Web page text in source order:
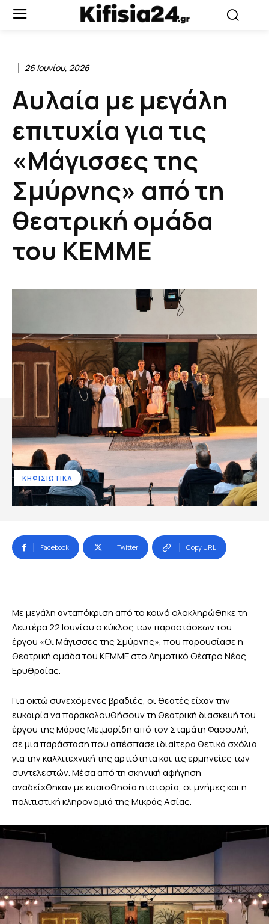
26 Ιουνίου, 2026
Αυλαία με μεγάλη
επιτυχία για τις
«Μάγισσες της
Σμύρνης» από τη
θεατρική ομάδα
του ΚΕΜΜΕ
ΚΗΦΙΣΙΩΤΙΚΑ
Facebook Twitter Copy URL
Με μεγάλη ανταπόκριση από το κοινό ολοκληρώθηκε τη
Δευτέρα 22 Ιουνίου ο κύκλος των παραστάσεων του
έργου «Οι Μάγισσες της Σμύρνης», που παρουσίασε η
θεατρική ομάδα του ΚΕΜΜΕ στο Δημοτικό Θέατρο Νέας
Ερυθραίας.
Για οκτώ συνεχόμενες βραδιές, οι θεατές είχαν την
ευκαιρία να παρακολουθήσουν τη θεατρική διασκευή του
έργου της Μάρας Μεϊμαρίδη από τον Σταμάτη Φασουλή,
σε μια παράσταση που απέσπασε ιδιαίτερα θετικά σχόλια
για την καλλιτεχνική της αρτιότητα και τις ερμηνείες των
συντελεστών. Μέσα από τη σκηνική αφήγηση
αναδείχθηκαν με ευαισθησία η ιστορία, οι μνήμες και η
πολιτιστική κληρονομιά της Μικράς Ασίας.